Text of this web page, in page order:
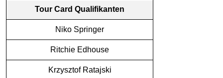
Tour Card Qualifikanten
Niko Springer
Ritchie Edhouse
Krzysztof Ratajski